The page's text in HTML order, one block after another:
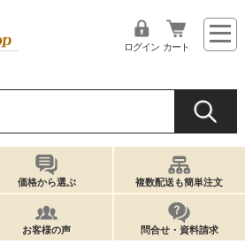
ログイン カート
価格から選ぶ 複数配送も簡単注文
お客様の声 問合せ・資料請求